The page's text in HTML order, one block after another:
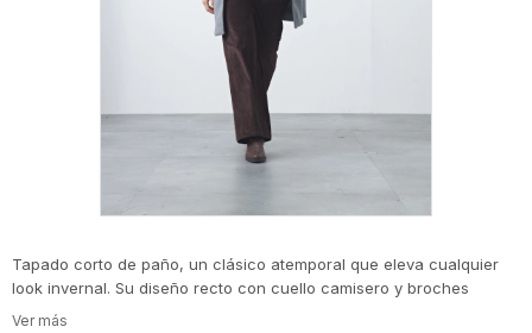
Tapado corto de paño, un clásico atemporal que eleva cualquier
look invernal. Su diseño recto con cuello camisero y broches
metálicos aporta una estética limpia y versátil, mientras que los